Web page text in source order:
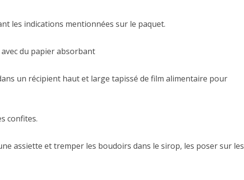
les indications mentionnées sur le paquet.
du papier absorbant
un récipient haut et large tapissé de film alimentaire pour
confites.
assiette et tremper les boudoirs dans le sirop, les poser sur les